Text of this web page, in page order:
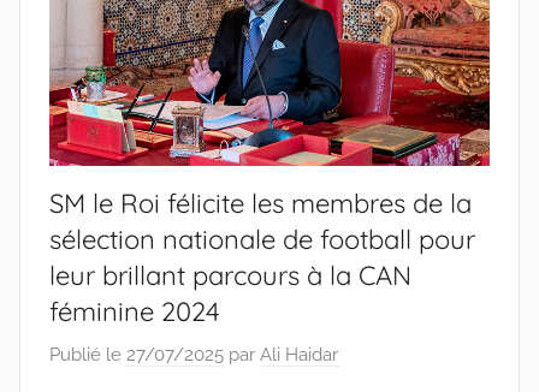
SM le Roi félicite les membres de la
sélection nationale de football pour
leur brillant parcours à la CAN
féminine 2024
Publié le 27/07/2025 par Ali Haidar